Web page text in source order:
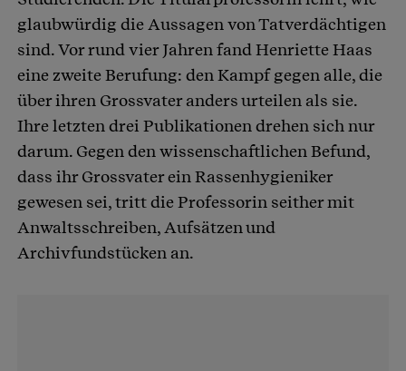
glaubwürdig die Aussagen von Tatverdächtigen
sind. Vor rund vier Jahren fand Henriette Haas
eine zweite Berufung: den Kampf gegen alle, die
über ihren Grossvater anders urteilen als sie.
Ihre letzten drei Publikationen drehen sich nur
darum. Gegen den wissenschaftlichen Befund,
dass ihr Grossvater ein Rassenhygieniker
gewesen sei, tritt die Professorin seither mit
Anwaltsschreiben, Aufsätzen und
Archivfundstücken an.